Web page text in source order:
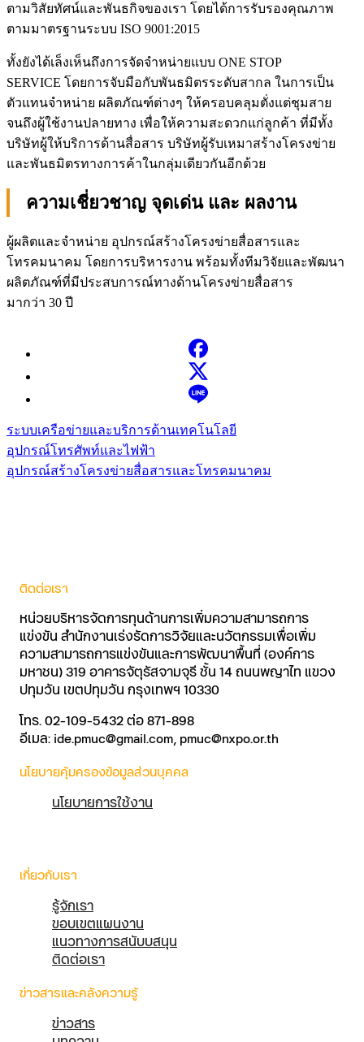
ตามวิสัยทัศน์และพันธกิจของเรา โดยได้การรับรองคุณภาพ
ตามมาตรฐานระบบ ISO 9001:2015
ทั้งยังได้เล็งเห็นถึงการจัดจำหน่ายแบบ ONE STOP
SERVICE โดยการจับมือกับพันธมิตรระดับสากล ในการเป็น
ตัวแทนจำหน่าย ผลิตภัณฑ์ต่างๆ ให้ครอบคลุมตั่งแต่ชุมสาย
จนถึงผู้ใช้งานปลายทาง เพื่อให้ความสะดวกแก่ลูกค้า ที่มีทั้ง
บริษัทผู้ให้บริการด้านสื่อสาร บริษัทผู้รับเหมาสร้างโครงข่าย
และพันธมิตรทางการค้าในกลุ่มเดียวกันอีกด้วย
ความเชี่ยวชาญ จุดเด่น และ ผลงาน
ผู้ผลิตและจำหน่าย อุปกรณ์สร้างโครงข่ายสื่อสารและ
โทรคมนาคม โดยการบริหารงาน พร้อมทั้งทีมวิจัยและพัฒนา
ผลิตภัณฑ์ที่มีประสบการณ์ทางด้านโครงข่ายสื่อสาร
มากว่า 30 ปี
ระบบเครือข่ายและบริการด้านเทคโนโลยี
อุปกรณ์โทรศัพท์และไฟฟ้า
อุปกรณ์สร้างโครงข่ายสื่อสารและโทรคมนาคม
ติดต่อเรา
หน่วยบริหารจัดการทุนด้านการเพิ่มความสามารถการ
แข่งขัน สำนักงานเร่งรัดการวิจัยและนวัตกรรมเพื่อเพิ่ม
ความสามารถการแข่งขันและการพัฒนาพื้นที่ (องค์การ
มหาชน) 319 อาคารจัตุรัสจามจุรี ชั้น 14 ถนนพญาไท แขวง
ปทุมวัน เขตปทุมวัน กรุงเทพฯ 10330
โทร. 02-109-5432 ต่อ 871-898
อีเมล: ide.pmuc@gmail.com, pmuc@nxpo.or.th
นโยบายคุ้มครองข้อมูลส่วนบุคคล
นโยบายการใช้งาน
เกี่ยวกับเรา
รู้จักเรา
ขอบเขตแผนงาน
แนวทางการสนับบสนุน
ติดต่อเรา
ข่าวสารและคลังความรู้
ข่าวสาร